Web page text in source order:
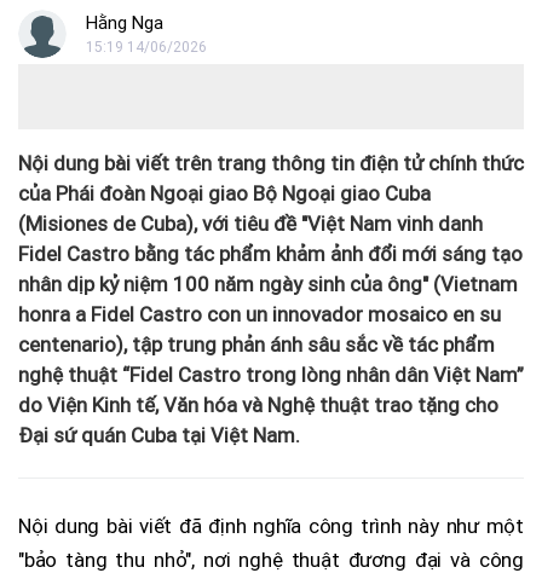
Hằng Nga
15:19 14/06/2026
Nội dung bài viết trên trang thông tin điện tử chính thức
của Phái đoàn Ngoại giao Bộ Ngoại giao Cuba
(Misiones de Cuba), với tiêu đề "Việt Nam vinh danh
Fidel Castro bằng tác phẩm khảm ảnh đổi mới sáng tạo
nhân dịp kỷ niệm 100 năm ngày sinh của ông" (Vietnam
honra a Fidel Castro con un innovador mosaico en su
centenario), tập trung phản ánh sâu sắc về tác phẩm
nghệ thuật “Fidel Castro trong lòng nhân dân Việt Nam”
do Viện Kinh tế, Văn hóa và Nghệ thuật trao tặng cho
Đại sứ quán Cuba tại Việt Nam.
Nội dung bài viết đã định nghĩa công trình này như một
"bảo tàng thu nhỏ", nơi nghệ thuật đương đại và công